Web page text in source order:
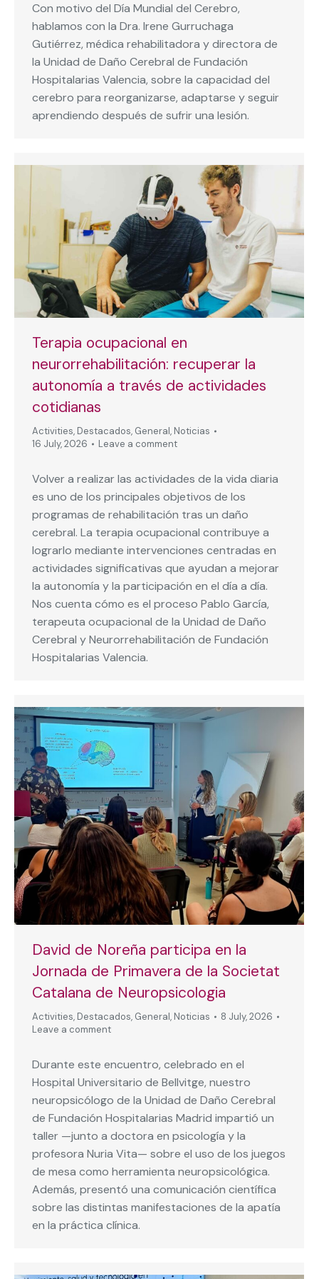
Con motivo del Día Mundial del Cerebro,
hablamos con la Dra. Irene Gurruchaga
Gutiérrez, médica rehabilitadora y directora de
la Unidad de Daño Cerebral de Fundación
Hospitalarias Valencia, sobre la capacidad del
cerebro para reorganizarse, adaptarse y seguir
aprendiendo después de sufrir una lesión.
Terapia ocupacional en
neurorrehabilitación: recuperar la
autonomía a través de actividades
cotidianas
Activities, Destacados, General, Noticias
16 July, 2026
Leave a comment
Volver a realizar las actividades de la vida diaria
es uno de los principales objetivos de los
programas de rehabilitación tras un daño
cerebral. La terapia ocupacional contribuye a
lograrlo mediante intervenciones centradas en
actividades significativas que ayudan a mejorar
la autonomía y la participación en el día a día.
Nos cuenta cómo es el proceso Pablo García,
terapeuta ocupacional de la Unidad de Daño
Cerebral y Neurorrehabilitación de Fundación
Hospitalarias Valencia.
David de Noreña participa en la
Jornada de Primavera de la Societat
Catalana de Neuropsicologia
Activities, Destacados, General, Noticias
8 July, 2026
Leave a comment
Durante este encuentro, celebrado en el
Hospital Universitario de Bellvitge, nuestro
neuropsicólogo de la Unidad de Daño Cerebral
de Fundación Hospitalarias Madrid impartió un
taller —junto a doctora en psicología y la
profesora Nuria Vita— sobre el uso de los juegos
de mesa como herramienta neuropsicológica.
Además, presentó una comunicación científica
sobre las distintas manifestaciones de la apatía
en la práctica clínica.